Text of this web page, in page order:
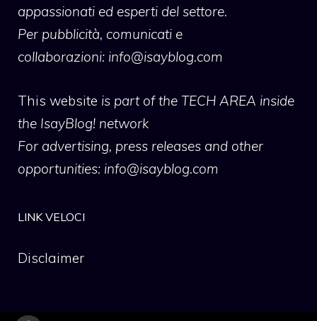
appassionati ed esperti del settore.
Per pubblicità, comunicati e
collaborazioni: info@isayblog.com
This website is part of the TECH AREA inside
the IsayBlog! network
For advertising, press releases and other
opportunities: info@isayblog.com
LINK VELOCI
Disclaimer